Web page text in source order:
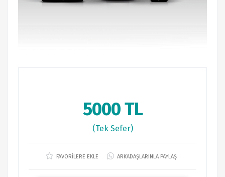
5000 TL
(Tek Sefer)
FAVORİLERE EKLE ARKADAŞLARINLA PAYLAŞ